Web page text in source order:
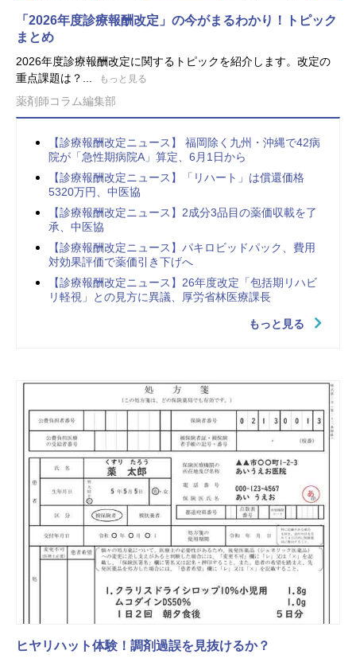
「2026年度診療報酬改定」の今がまるわかり！トピック
まとめ
2026年度診療報酬改定に関するトピックを紹介します。改定の
重点課題は？...
もっと見る
薬剤師コラム編集部
【診療報酬改定ニュース】 福岡除く九州・沖縄で42病
院が「急性期病院A」算定、6月1日から
【診療報酬改定ニュース】「リハート」は償還価格
5320万円、中医協
【診療報酬改定ニュース】2成分3品目の薬価収載を了
承、中医協
【診療報酬改定ニュース】パキロビッドパック、費用
対効果評価で薬価引き下げへ
【診療報酬改定ニュース】26年度改定「包括期リハビ
リ軽視」との見方に異議、厚労省林医療課長
もっと見る
ヒヤリハット体験！調剤過誤を見抜けるか？